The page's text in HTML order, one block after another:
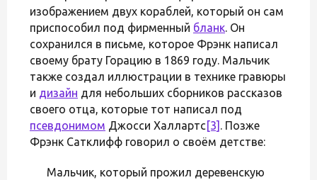
изображением двух кораблей, который он сам
приспособил под фирменный бланк. Он
сохранился в письме, которое Фрэнк написал
своему брату Горацию в 1869 году. Мальчик
также создал иллюстрации в технике гравюры
и дизайн для небольших сборников рассказов
своего отца, которые тот написал под
псевдонимом Джосси Халлартс [3] . Позже
Фрэнк Сатклифф говорил о своём детстве:
Мальчик, который прожил деревенскую